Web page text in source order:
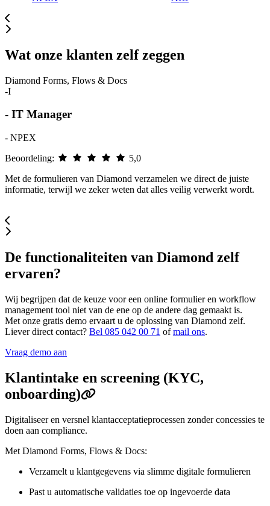
Wat onze klanten zelf zeggen
Diamond Forms, Flows & Docs
Sascha Sieffers
Manager Data & Analytics -
Beoordeling:
Diamond biedt precies wat we nodig hebben: de vrijheid om zelf
professionele formulieren te bouwen, compleet met slimme
De functionaliteiten van Diamond zelf
ervaren?
Wij begrijpen dat de keuze voor een online formulier en workflow
management tool niet van de ene op de andere dag gemaakt is.
Met onze gratis demo ervaart u de oplossing van Diamond zelf.
Liever direct contact? Bel 085 042 00 71 ofmail ons.
Vraag demo aan
Klantintake en screening (KYC,
onboarding)
Digitaliseer en versnel klantacceptatieprocessen zonder concessies te
doen aan compliance.
Met Diamond Forms, Flows & Docs:
Verzamelt u klantgegevens via slimme digitale formulieren
Past u automatische validaties toe op ingevoerde data